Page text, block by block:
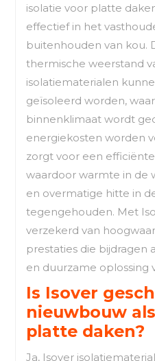
isolatie voor platte
effectief in het
buitenhouden van kou.
thermische weerstand
isolatiematerialen
geïsoleerd worden,
binnenklimaat wordt
energiekosten worden
zorgt voor een
waardoor warmte in de
en overmatige hitte in
tegengehouden. Met
verzekerd van
prestaties die bijdragen
en duurzame oplossing
Is Isover
nieuwbouw
platte daken?
Ja, Isover